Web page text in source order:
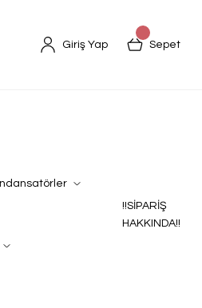
Giriş Yap Sepet
!!SİPARİŞ
HAKKINDA!!